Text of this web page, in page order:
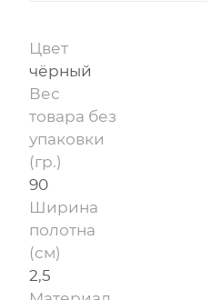
Цвет
чёрный
Вес
товара без
упаковки
(гр.)
90
Ширина
полотна
(см)
2,5